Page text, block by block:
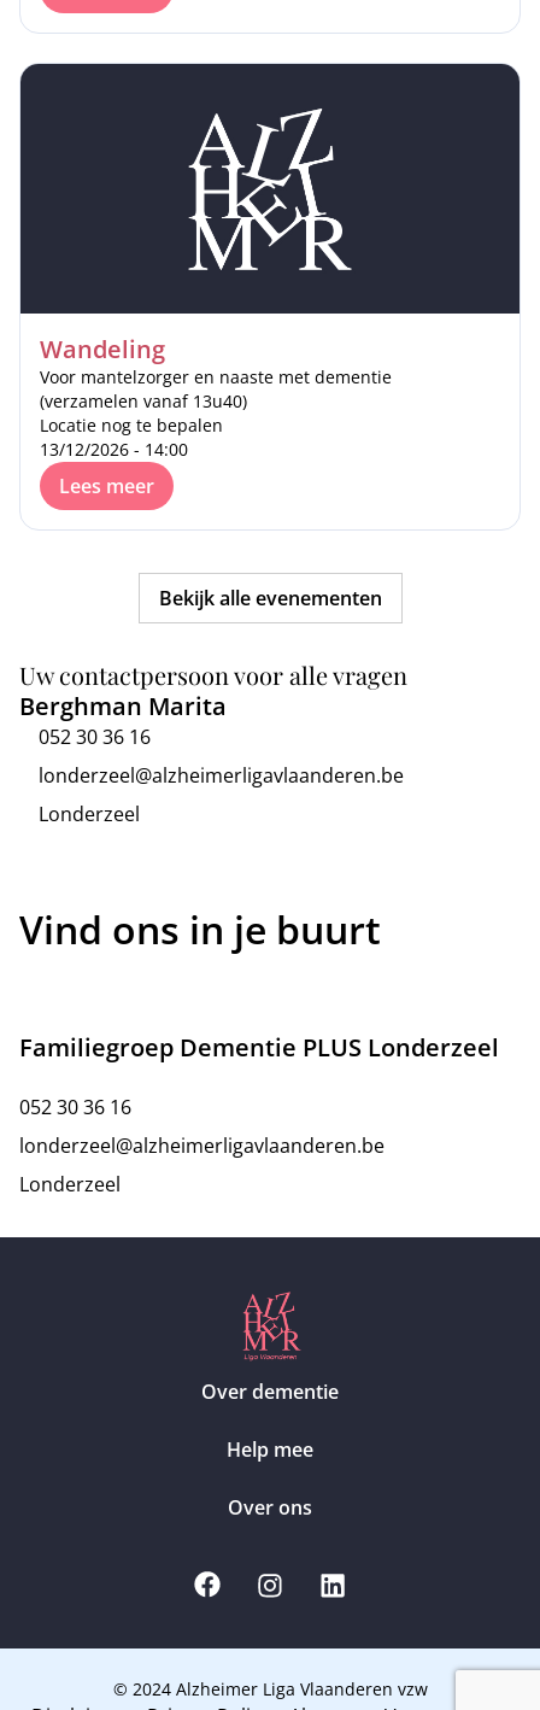
Wandeling
Voor mantelzorger en naaste met dementie
(verzamelen vanaf 13u40)
Locatie nog te bepalen
13/12/2026 - 14:00
Lees meer
Bekijk alle evenementen
Uw contactpersoon voor alle vragen
Berghman Marita
052 30 36 16
londerzeel@alzheimerligavlaanderen.be
Londerzeel
Vind ons in je buurt
Familiegroep Dementie PLUS Londerzeel
052 30 36 16
londerzeel@alzheimerligavlaanderen.be
Londerzeel
Over dementie
Help mee
Over ons
© 2024 Alzheimer Liga Vlaanderen vzw